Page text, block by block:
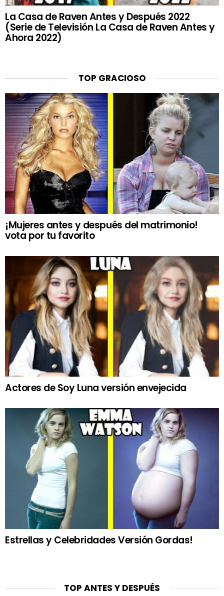
La Casa de Raven Antes y Después 2022
(Serie de Televisión La Casa de Raven Antes y
Ahora 2022)
TOP GRACIOSO
¡Mujeres antes y después del matrimonio!
vota por tu favorito
Actores de Soy Luna versión envejecida
Estrellas y Celebridades Versión Gordas!
TOP ANTES Y DESPUÉS